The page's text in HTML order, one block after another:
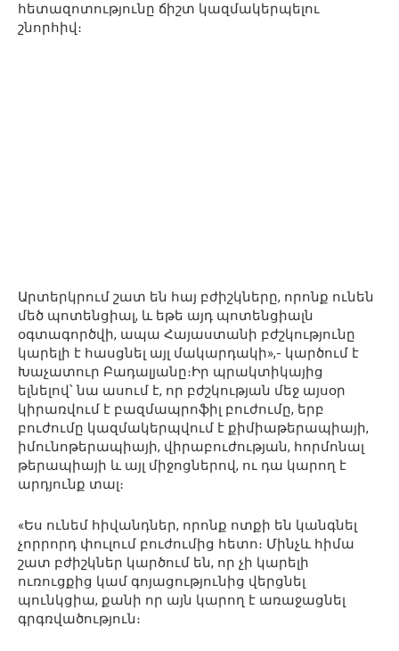
հետազոտությունը ճիշտ կազմակերպելու
շնորհիվ։
Արտերկրում շատ են հայ բժիշկները, որոնք ունեն
մեծ պոտենցիալ, և եթե այդ պոտենցիալն
օգտագործվի, ապա Հայաստանի բժշկությունը
կարելի է հասցնել այլ մակարդակի»,- կարծում է
Խաչատուր Բադալյանը։Իր պրակտիկայից
ելնելով՝ նա ասում է, որ բժշկության մեջ այսօր
կիրառվում է բազմապրոֆիլ բուժումը, երբ
բուժումը կազմակերպվում է քիմիաթերապիայի,
իմունոթերապիայի, վիրաբուժության, հորմոնալ
թերապիայի և այլ միջոցներով, ու դա կարող է
արդյունք տալ։
«Ես ունեմ հիվանդներ, որոնք ոտքի են կանգնել
չորրորդ փուլում բուժումից հետո։ Մինչև հիմա
շատ բժիշկներ կարծում են, որ չի կարելի
ուռուցքից կամ գոյացությունից վերցնել
պունկցիա, քանի որ այն կարող է առաջացնել
գրգռվածություն։